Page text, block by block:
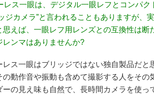
レス一眼は、デジタル一眼レフとコンパク
ジカメラ”と言われることもありますが、
思えば、一眼レフ用レンズとの互換性は断
レンマはありませんか?
レス一眼はブリッジではない独自製品だ
の動作音や振動も含めて撮影する人をその
ーの見え味も自然で、長時間カメラを使っ